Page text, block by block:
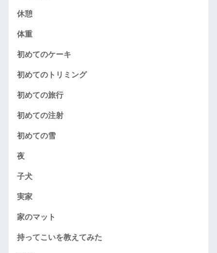
休憩
体重
初めてのケーキ
初めてのトリミング
初めての旅行
初めての注射
初めての雪
夜
子犬
実家
家のマット
持ってこいを教えてみた